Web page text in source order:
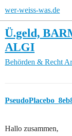
wer-weiss-was.de
Ü.geld,
ALGI
Behörden & Recht
Hallo zusammen,